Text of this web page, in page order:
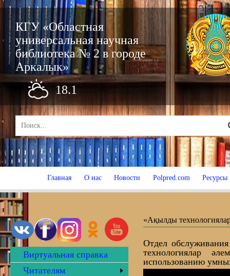
КГУ «Областная
универсальная научная
библиотека № 2 в городе
Аркалык»
18.1
Главная О нас Новости Polpred.com Ресурсы
Виртуальная справка
Читателям
«Ақылды технологиялар
Отдел
технологиялар
использованию